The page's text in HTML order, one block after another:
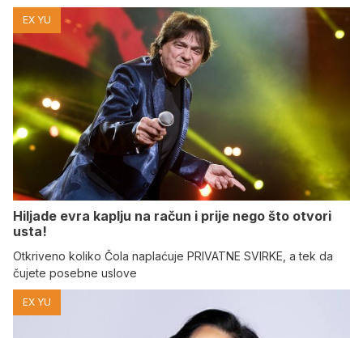
EX YU
Hiljade evra kaplju na račun i prije nego što otvori
usta!
Otkriveno koliko Čola naplaćuje PRIVATNE SVIRKE, a tek da
čujete posebne uslove
EX YU